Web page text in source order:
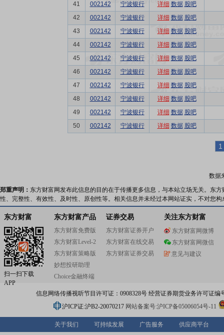
41
002142 宁波银行 详细 数据 股吧
42
002142 宁波银行 详细 数据 股吧
43
002142 宁波银行 详细 数据 股吧
44
002142 宁波银行 详细 数据 股吧
45
002142 宁波银行 详细 数据 股吧
46
002142 宁波银行 详细 数据 股吧
47
002142 宁波银行 详细 数据 股吧
48
002142 宁波银行 详细 数据 股吧
49
002142 宁波银行 详细 数据 股吧
50
002142 宁波银行 详细 数据 股吧
1
数据
郑重声明： 东方财富网发布此信息的目的在于传播更多信息，与本站立场无关。东
性、完整性、有效性、及时性、原创性等。相关信息并未经过本网站证实，不对您
东方财富
扫一扫下载
APP
东方财富产品
东方财富免费版
东方财富Level-2
东方财富策略版
妙想投研助理
Choice金融终端
证券交易
东方财富证券开户
东方财富在线交易
东方财富证券交易
关注东方财富
东方财富网微博
东方财富网微信
意见与建议
信息网络传播视听节目许可证：0908328号 经营证券期货业务许可证编
沪ICP证:沪B2-20070217 网站备案号:沪ICP备05006054号-11
关于我们 可持续发展 广告服务 供应商平台